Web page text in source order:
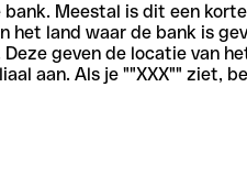
Meestal is dit een
het land waar de bank is
geven de locatie van
aan. Als je ""XXX"" ziet,